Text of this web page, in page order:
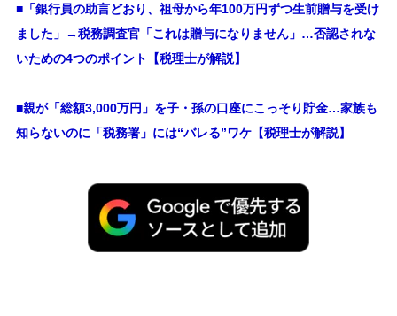
■ 「銀行員の助言どおり、祖母から年100万円ずつ生前贈与を受け
ました」→税務調査官「これは贈与になりません」…否認されな
いための4つのポイント【税理士が解説】
■親が「総額3,000万円」を子・孫の口座にこっそり貯金…家族も
知らないのに「税務署」には“バレる”ワケ【税理士が解説】